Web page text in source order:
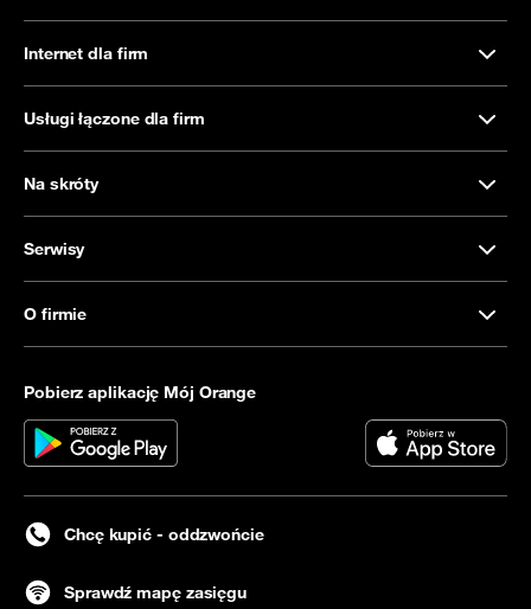
Internet dla firm
Usługi łączone dla firm
Na skróty
Serwisy
O firmie
Pobierz aplikację Mój Orange
Chcę kupić - oddzwońcie
Sprawdź mapę zasięgu